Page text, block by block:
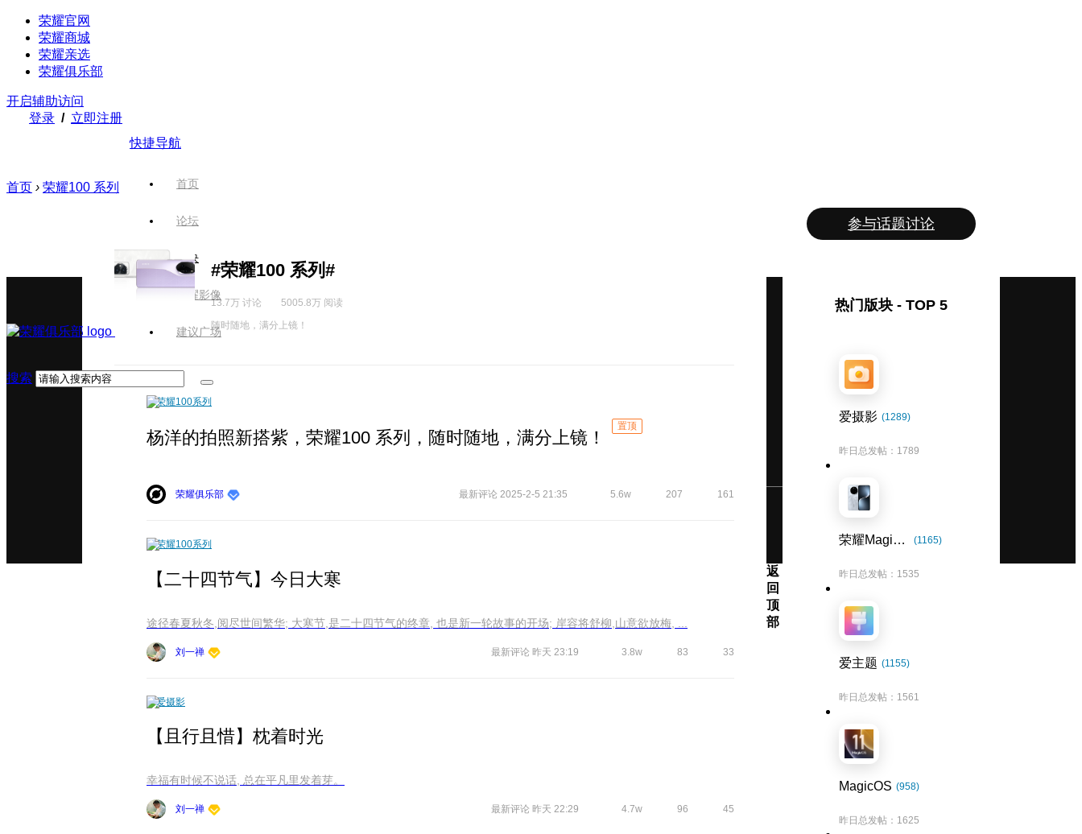
荣耀官网
荣耀商城
荣耀亲选
荣耀俱乐部
开启辅助访问
登录 / 立即注册
快捷导航
首页
论坛
版块
荣耀影像
建议广场
搜索
首页 › 荣耀100 系列
#荣耀100 系列#
13.7万 讨论
5005.8万 阅读
随时随地，满分上镜！
荣耀100系列
杨洋的拍照新搭紫，荣耀100 系列，随时随地，满分上镜！
置顶
荣耀俱乐部 最新评论 2025-2-5 21:35 5.6w 207 161
荣耀100系列
【二十四节气】今日大寒
刘一禅 最新评论 昨天 23:19 3.8w 83 33
爱摄影
【且行且惜】枕着时光
幸福有时候不说话, 总在平凡里发着芽。
刘一禅 最新评论 昨天 22:29 4.7w 96 45
参与话题讨论
热门版块 - TOP 5
爱摄影 (1289)
昨日总发帖：1789
荣耀Magic7系列 (1165)
昨日总发帖：1535
爱主题 (1155)
昨日总发帖：1561
MagicOS (958)
昨日总发帖：1625
返
回
顶
部